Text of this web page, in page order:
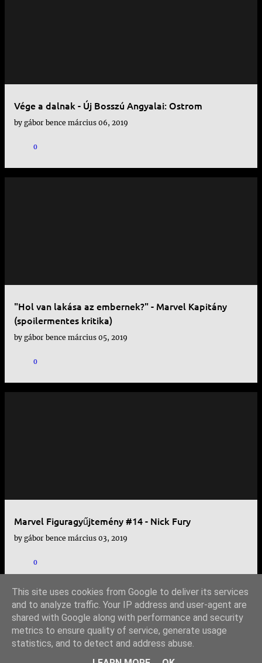
Vége a dalnak - Új Bosszú Angyalai: Ostrom
by gábor bence március 06, 2019
0
"Hol van lakása az embernek?" - Marvel Kapitány
(spoilermentes kritika)
by gábor bence március 05, 2019
0
Marvel Figuragyűjtemény #14 - Nick Fury
by gábor bence március 03, 2019
0
TOVÁBBI BEJEGYZÉSEK
Üzemeltető: Blogger
This site uses cookies from Google to deliver its services
and to analyze traffic. Your IP address and user-agent are
shared with Google along with performance and security
metrics to ensure quality of service, generate usage
statistics, and to detect and address abuse.